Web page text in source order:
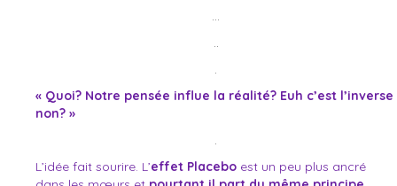
…
..
.
« Quoi? Notre pensée influe la réalité? Euh c’est l’inverse
non? »
.
L’idée fait sourire. L’effet Placeboest un peu plus ancré